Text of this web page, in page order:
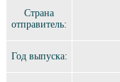
Страна
отправитель:
Год выпуска: